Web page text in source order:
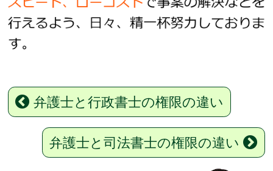
弁護士と行政書士の権限の違い
弁護士と司法書士の権限の違い